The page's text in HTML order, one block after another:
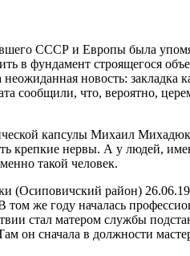
СССР и Европы была
в фундамент строящегося
новость: закладка
сообщили, что, вероятно,
капсулы Михаил
крепкие нервы. А у людей,
такой человек.
район)
том же году началась
стал матером службы
он сначала в должности